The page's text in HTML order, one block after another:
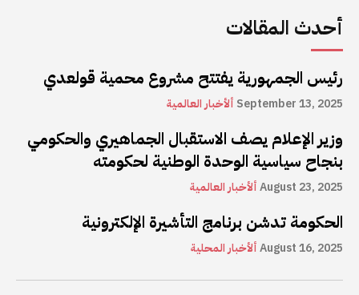
أحدث المقالات
رئيس الجمهورية يفتتح مشروع محمية قولعدي
ألأخبار العالمية September 13, 2025
وزير الإعلام يصف الاستقبال الجماهيري والحكومي
بنجاح سياسية الوحدة الوطنية لحكومته
ألأخبار العالميةAugust 23, 2025
الحكومة تدشن برنامج التأشيرة الإلكترونية
ألأخبار المحليةAugust 16, 2025